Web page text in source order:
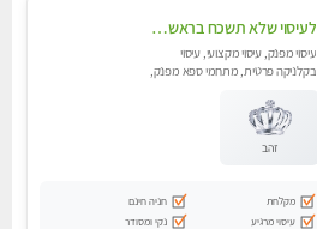
לעיסוי שלא תשכח בראשון לציון
עיסוי מפנק, עיסוי מקצועי, עיסוי
בקלניקה פרטית, מתחמי ספא מפנק,
זהב
מקלחת
חניה חינם
עיסוי מרגיע
נקי ומסודר